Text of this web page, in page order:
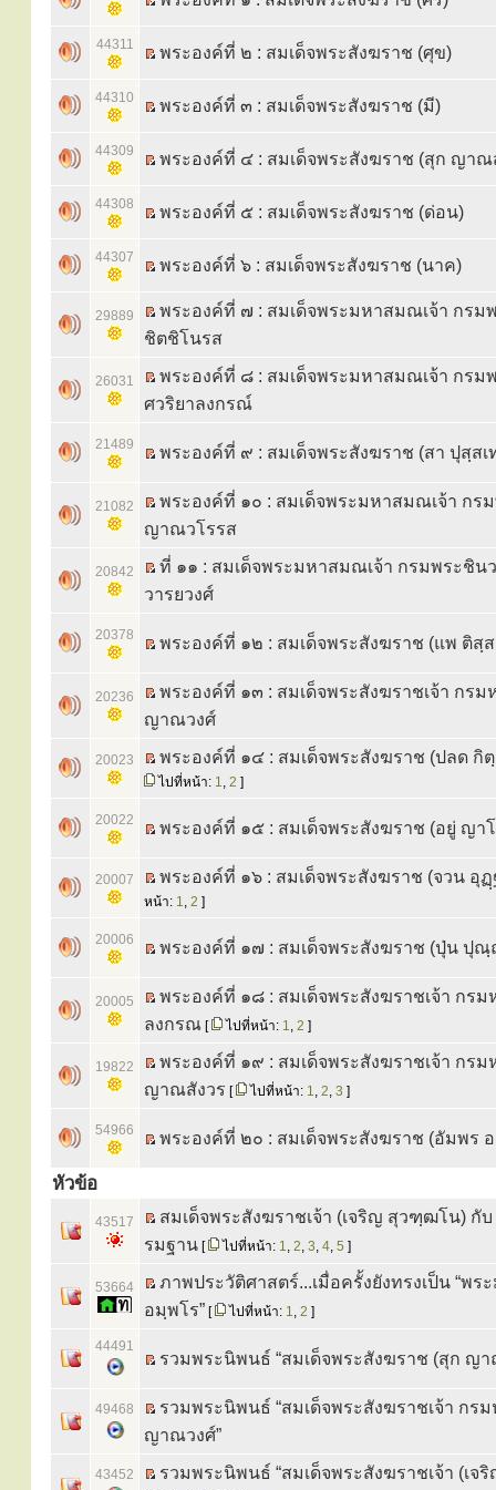
44311 พระองค์ที่ ๒ : สมเด็จพระสังฆราช (ศุข)
44310 พระองค์ที่ ๓ : สมเด็จพระสังฆราช (มี)
44309 พระองค์ที่ ๔ : สมเด็จพระสังฆราช (สุก ญาณ
44308 พระองค์ที่ ๕ : สมเด็จพระสังฆราช (ด่อน)
44307 พระองค์ที่ ๖ : สมเด็จพระสังฆราช (นาค)
29889
พระองค์ที่ ๗ : สมเด็จพระมหาสมณเจ้า กรม
ชิตชิโนรส
26031
พระองค์ที่ ๘ : สมเด็จพระมหาสมณเจ้า กรมพ
ศวริยาลงกรณ์
21489 พระองค์ที่ ๙ : สมเด็จพระสังฆราช (สา ปุสฺสเ
21082
พระองค์ที่ ๑๐ : สมเด็จพระมหาสมณเจ้า กร
ญาณวโรรส
20842
ที่ ๑๑ : สมเด็จพระมหาสมณเจ้า กรมพระชิน
วารยวงศ์
20378 พระองค์ที่ ๑๒ : สมเด็จพระสังฆราช (แพ ติสฺส
20236
พระองค์ที่ ๑๓ : สมเด็จพระสังฆราชเจ้า กรม
ญาณวงศ์
20023 พระองค์ที่ ๑๔ : สมเด็จพระสังฆราช (ปลด กิ
ไปที่หน้า: 1, 2 ]
20022 พระองค์ที่ ๑๕ : สมเด็จพระสังฆราช (อยู่ ญา
20007 พระองค์ที่ ๑๖ : สมเด็จพระสังฆราช (จวน อุฏฺ
หน้า: 1, 2 ]
20006 พระองค์ที่ ๑๗ : สมเด็จพระสังฆราช (ปุ่น ปุ
20005
พระองค์ที่ ๑๘ : สมเด็จพระสังฆราชเจ้า กรม
ลงกรณ [ ไปที่หน้า: 1, 2 ]
19822
พระองค์ที่ ๑๙ : สมเด็จพระสังฆราชเจ้า กรม
ญาณสังวร [ ไปที่หน้า: 1, 2, 3 ]
54966 พระองค์ที่ ๒๐ : สมเด็จพระสังฆราช (อัมพร
หัวข้อ
43517
สมเด็จพระสังฆราชเจ้า (เจริญ สุวฑฺฒโน) กั
รมฐาน [ ไปที่หน้า: 1, 2, 3, 4, 5 ]
53664
ภาพประวัติศาสตร์...เมื่อครั้งยังทรงเป็น “พร
อมฺพโร” [ ไปที่หน้า: 1, 2 ]
44491
รวมพระนิพนธ์ “สมเด็จพระสังฆราช (สุก ญา
49468
รวมพระนิพนธ์ “สมเด็จพระสังฆราชเจ้า กร
ญาณวงศ์”
43452
รวมพระนิพนธ์ “สมเด็จพระสังฆราชเจ้า (เ